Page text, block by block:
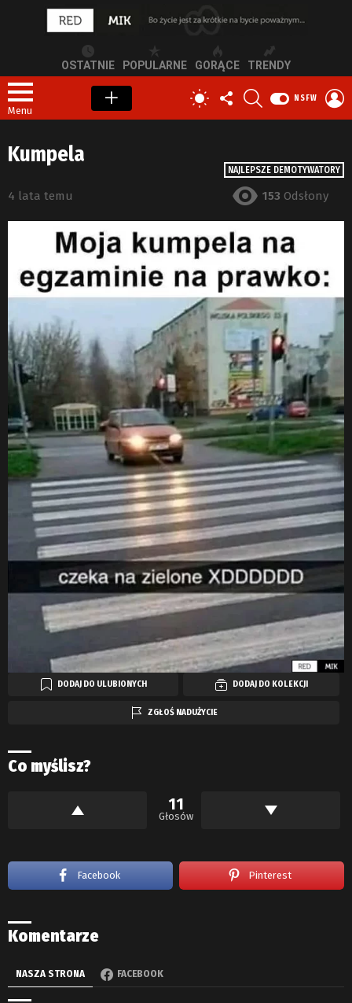
OSTATNIE POPULARNE GORĄCE TRENDY
Menu
PRZEŁĄCZ
SKÓRKĘ
OBSERWUJ
NAS
NSFW
NAJLEPSZE DEMOTYWATORY
Kumpela
4 lata temu 153 Odsłony
DODAJ DO ULUBIONYCH DODAJ DO KOLEKCJI
ZGŁOŚ NADUŻYCIE
Co myślisz?
11
Głosów
Facebook Pinterest
Komentarze
NASZA STRONA FACEBOOK